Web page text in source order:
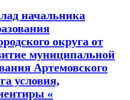
начальника
округа от
муниципальной
Артемовского
условия,
«